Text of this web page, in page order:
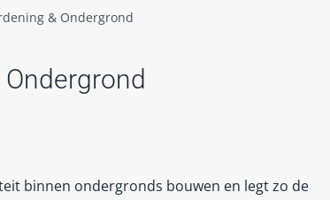
& Ondergrond
binnen ondergronds bouwen en legt zo de